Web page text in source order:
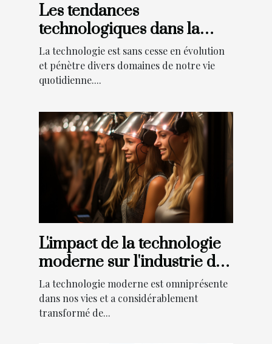
Les tendances
technologiques dans la
personnalisation des
flacons de parfum
La technologie est sans cesse en évolution
et pénètre divers domaines de notre vie
quotidienne....
L'impact de la technologie
moderne sur l'industrie des
photobooths
La technologie moderne est omniprésente
dans nos vies et a considérablement
transformé de...